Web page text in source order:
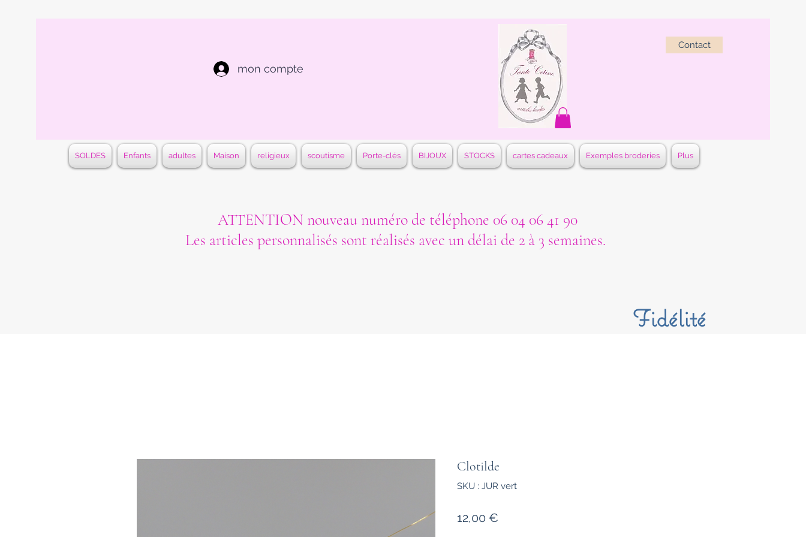
mon compte
Contact
SOLDES Enfants adultes Maison religieux scoutisme Porte-clés BIJOUX STOCKS cartes cadeaux Exemples broderies Plus
ATTENTION nouveau numéro de téléphone 06 04 06 41 90
Les articles personnalisés sont réalisés avec un délai de 2 à 3 semaines.
Fidélité
Clotilde
SKU : JUR vert
12,00 €